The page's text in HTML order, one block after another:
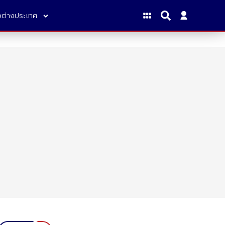
ต่างประเทศ